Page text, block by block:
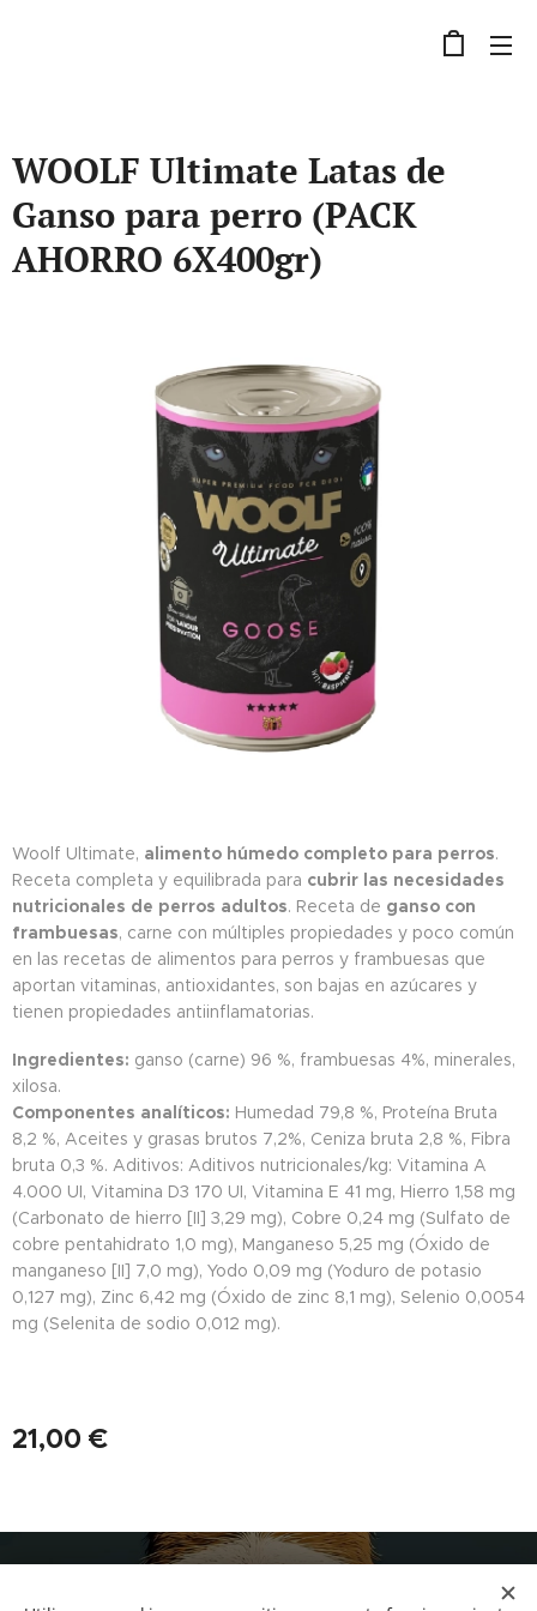
WOOLF Ultimate Latas de
Ganso para perro (PACK
AHORRO 6X400gr)
Woolf Ultimate, alimento húmedo completo para perros.
Receta completa y equilibrada para cubrir las necesidades
nutricionales de perros adultos. Receta de ganso con
frambuesas, carne con múltiples propiedades y poco común
en las recetas de alimentos para perros y frambuesas que
aportan vitaminas, antioxidantes, son bajas en azúcares y
tienen propiedades antiinflamatorias.
Ingredientes: ganso (carne) 96 %, frambuesas 4%, minerales,
xilosa.
Componentes analíticos: Humedad 79,8 %, Proteína Bruta
8,2 %, Aceites y grasas brutos 7,2%, Ceniza bruta 2,8 %, Fibra
bruta 0,3 %. Aditivos: Aditivos nutricionales/kg: Vitamina A
4.000 UI, Vitamina D3 170 UI, Vitamina E 41 mg, Hierro 1,58 mg
(Carbonato de hierro [II] 3,29 mg), Cobre 0,24 mg (Sulfato de
cobre pentahidrato 1,0 mg), Manganeso 5,25 mg (Óxido de
manganeso [II] 7,0 mg), Yodo 0,09 mg (Yoduro de potasio
0,127 mg), Zinc 6,42 mg (Óxido de zinc 8,1 mg), Selenio 0,0054
mg (Selenita de sodio 0,012 mg).
21,00 €